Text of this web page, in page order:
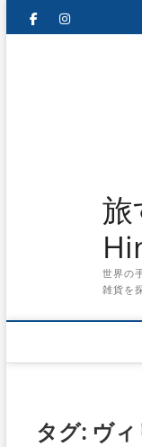
facebook
旅
世界の
雑貨を
タグ: ヴ